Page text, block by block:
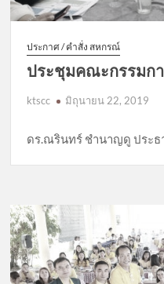
ประกาศ / คำสั่ง สหกรณ์
ประชุมคณะกรรมก
ktscc มิถุนายน 22, 2019
ดร.ณรินทร์ ชำนาญดู ประธ